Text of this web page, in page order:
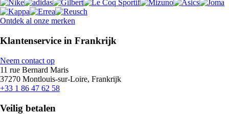
Ontdek al onze merken
Klantenservice in Frankrijk
Neem contact op
11 rue Bernard Maris
37270 Montlouis-sur-Loire, Frankrijk
+33 1 86 47 62 58
Veilig betalen